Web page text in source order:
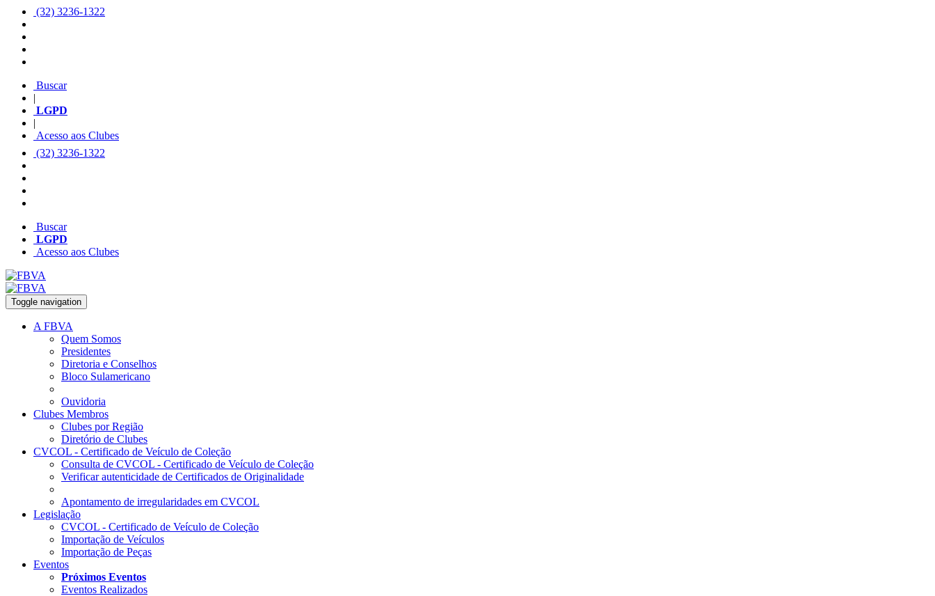
(32) 3236-1322
Buscar
|
LGPD
|
Acesso aos Clubes
(32) 3236-1322
Buscar
LGPD
Acesso aos Clubes
Toggle navigation
A FBVA
Quem Somos
Presidentes
Diretoria e Conselhos
Bloco Sulamericano
Ouvidoria
Clubes Membros
Clubes por Região
Diretório de Clubes
CVCOL - Certificado de Veículo de Coleção
Consulta de CVCOL - Certificado de Veículo de Coleção
Verificar autenticidade de Certificados de Originalidade
Apontamento de irregularidades em CVCOL
Legislação
CVCOL - Certificado de Veículo de Coleção
Importação de Veículos
Importação de Peças
Eventos
Próximos Eventos
Eventos Realizados